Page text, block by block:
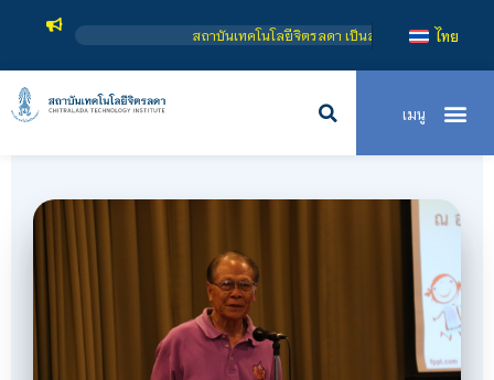
นกำกับของรัฐ เปิดหลักสูตรการเรียนการสอน 3 ระดับ คือ ระดับประกาศนียบัตรวิ
ไทย